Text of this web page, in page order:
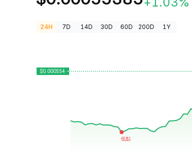
24H 7D 14D 30D 60D 200D 1Y